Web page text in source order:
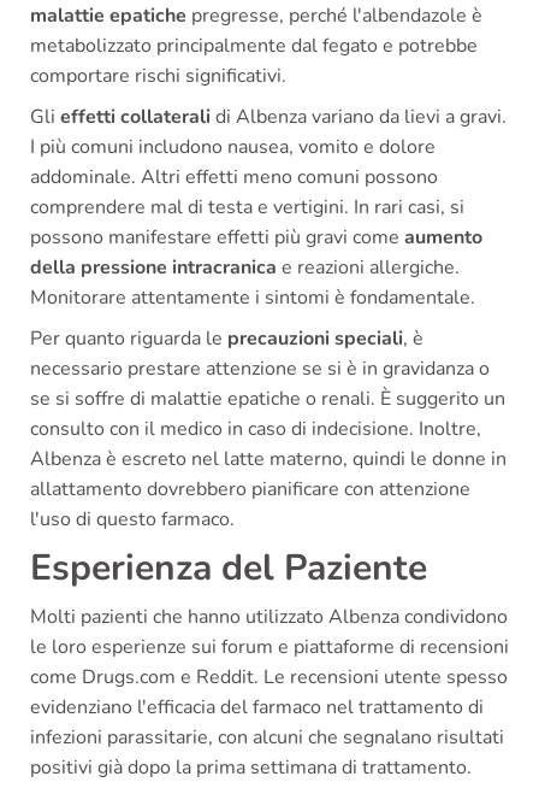
malattie epatiche pregresse, perché l'albendazole è
metabolizzato principalmente dal fegato e potrebbe
comportare rischi significativi.
Gli effetti collateralidi Albenza variano da lievi a gravi.
I più comuni includono nausea, vomito e dolore
addominale. Altri effetti meno comuni possono
comprendere mal di testa e vertigini. In rari casi, si
possono manifestare effetti più gravi come aumento
della pressione intracranica e reazioni allergiche.
Monitorare attentamente i sintomi è fondamentale.
Per quanto riguarda le precauzioni speciali, è
necessario prestare attenzione se si è in gravidanza o
se si soffre di malattie epatiche o renali. È suggerito un
consulto con il medico in caso di indecisione. Inoltre,
Albenza è escreto nel latte materno, quindi le donne in
allattamento dovrebbero pianificare con attenzione
l'uso di questo farmaco.
Esperienza del Paziente
Molti pazienti che hanno utilizzato Albenza condividono
le loro esperienze sui forum e piattaforme di recensioni
come Drugs.com e Reddit. Le recensioni utente spesso
evidenziano l'efficacia del farmaco nel trattamento di
infezioni parassitarie, con alcuni che segnalano risultati
positivi già dopo la prima settimana di trattamento.